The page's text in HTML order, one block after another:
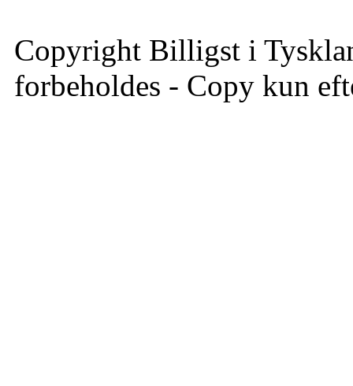
Copyright Billigst i
forbeholdes - Copy kun